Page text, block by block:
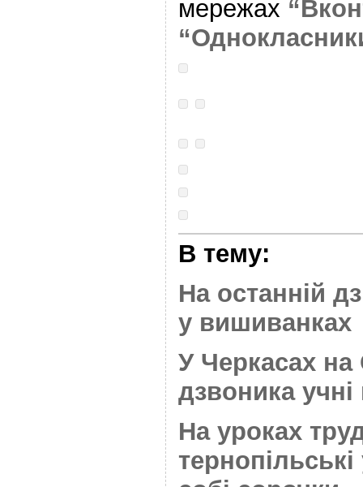
мережах
В тему:
На останній
у вишиванках
У Черкасах на
дзвоника
На уроках